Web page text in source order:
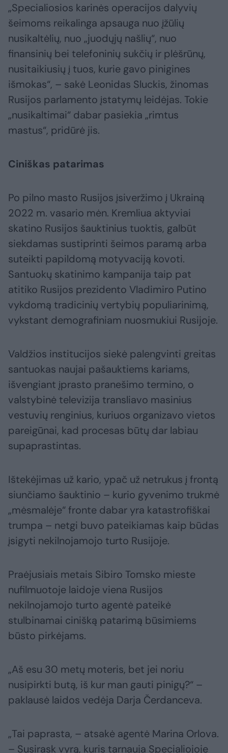
„Specialiosios karinės operacijos dalyvių
šeimoms reikalinga apsauga nuo įžūlių
nusikaltėlių, nuo „juodųjų našlių“, nuo
finansinių bei telefoninių sukčių ir plėšrūnų,
nusitaikiusių į tuos, kurie gavo pinigines
išmokas“, – sakė Leonidas Sluckis, žinomas
Rusijos parlamento įstatymų leidėjas. Tokie
„nusikaltimai“ dabar pasiekia „rimtus
mastus“, pridūrė jis.
Ciniškas patarimas
Po pilno masto Rusijos įsiveržimo į Ukrainą
2022 m. vasario mėn. Kremliua aktyviai
skatino Rusijos šauktinius tuoktis, galbūt
siekdamas sustiprinti šeimos paramą arba
suteikti papildomą motyvaciją kovoti.
Santuokų skatinimo kampanija taip pat
atitiko Rusijos prezidento Vladimiro Putino
vykdomą tradicinių vertybių populiarinimą,
vykstant demografiniam nuosmukiui Rusijoje.
Valdžios institucijos siekė palengvinti greitas
santuokas naujai pašauktiems kariams,
išvengiant įprasto pranešimo termino, o
valstybinė televizija transliavo masinius
vestuvių renginius, kuriuos organizavo vietos
pareigūnai, kad procesas būtų dar labiau
supaprastintas.
Ištekėjimas už kario, ypač už netrukus į frontą
siunčiamo šauktinio – kurio gyvenimo trukmė
„mėsmalėje“ fronte dabar yra katastrofiškai
trumpa – netgi buvo pateikiamas kaip būdas
įsigyti nekilnojamojo turto Rusijoje.
Praėjusiais metais Sibiro Tomsko mieste
nufilmuotoje laidoje viena Rusijos
nekilnojamojo turto agentė pateikė
stulbinamai cinišką patarimą būsimiems
būsto pirkėjams.
„Aš esu 30 metų moteris, bet jei noriu
nusipirkti butą, iš kur man gauti pinigų?“ –
paklausė laidos vedėja Darja Čerdanceva.
„Tai paprasta, – atsakė agentė Marina Orlova.
– Susirask vyrą, kuris tarnauja Specialiojoje